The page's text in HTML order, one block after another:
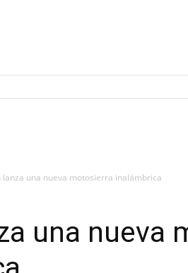
lanza una nueva motosierra inalámbrica
una nueva